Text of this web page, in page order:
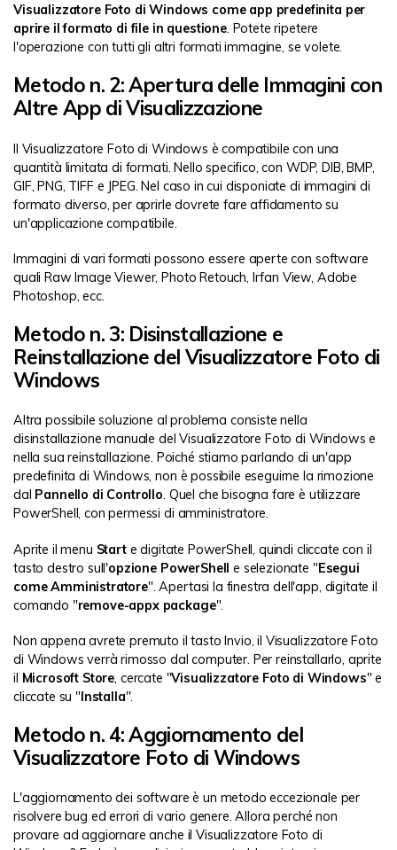
Visualizzatore Foto di Windows come app predefinita per
aprire il formato di file in questione. Potete ripetere
l'operazione con tutti gli altri formati immagine, se volete.
Metodo n. 2: Apertura delle Immagini con
Altre App di Visualizzazione
Il Visualizzatore Foto di Windows è compatibile con una
quantità limitata di formati. Nello specifico, con WDP, DIB, BMP,
GIF, PNG, TIFF e JPEG. Nel caso in cui disponiate di immagini di
formato diverso, per aprirle dovrete fare affidamento su
un'applicazione compatibile.
Immagini di vari formati possono essere aperte con software
quali Raw Image Viewer, Photo Retouch, Irfan View, Adobe
Photoshop, ecc.
Metodo n. 3: Disinstallazione e
Reinstallazione del Visualizzatore Foto di
Windows
Altra possibile soluzione al problema consiste nella
disinstallazione manuale del Visualizzatore Foto di Windows e
nella sua reinstallazione. Poiché stiamo parlando di un'app
predefinita di Windows, non è possibile eseguirne la rimozione
dal Pannello di Controllo. Quel che bisogna fare è utilizzare
PowerShell, con permessi di amministratore.
Aprite il menu Starte digitate PowerShell, quindi cliccate con il
tasto destro sull'opzione PowerShell e selezionate "Esegui
come Amministratore". Apertasi la finestra dell'app, digitate il
comando "remove-appx package".
Non appena avrete premuto il tasto Invio, il Visualizzatore Foto
di Windows verrà rimosso dal computer. Per reinstallarlo, aprite
il Microsoft Store, cercate "Visualizzatore Foto di Windows" e
cliccate su "Installa".
Metodo n. 4: Aggiornamento del
Visualizzatore Foto di Windows
L'aggiornamento dei software è un metodo eccezionale per
risolvere bug ed errori di vario genere. Allora perché non
provare ad aggiornare anche il Visualizzatore Foto di